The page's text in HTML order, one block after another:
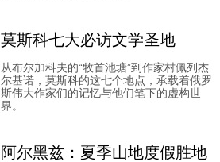
莫斯科七大必访文学圣地
从布尔加科夫的“牧首池塘”到作家村佩列杰
尔基诺，莫斯科的这七个地点，承载着俄罗
斯伟大作家们的记忆与他们笔下的虚构世
界。
阿尔黑兹：夏季山地度假胜地